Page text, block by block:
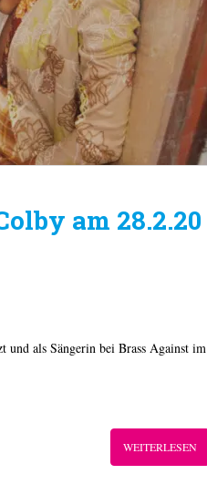
am 28.2.20
und als Sängerin bei Brass Against im
WEITERLESEN